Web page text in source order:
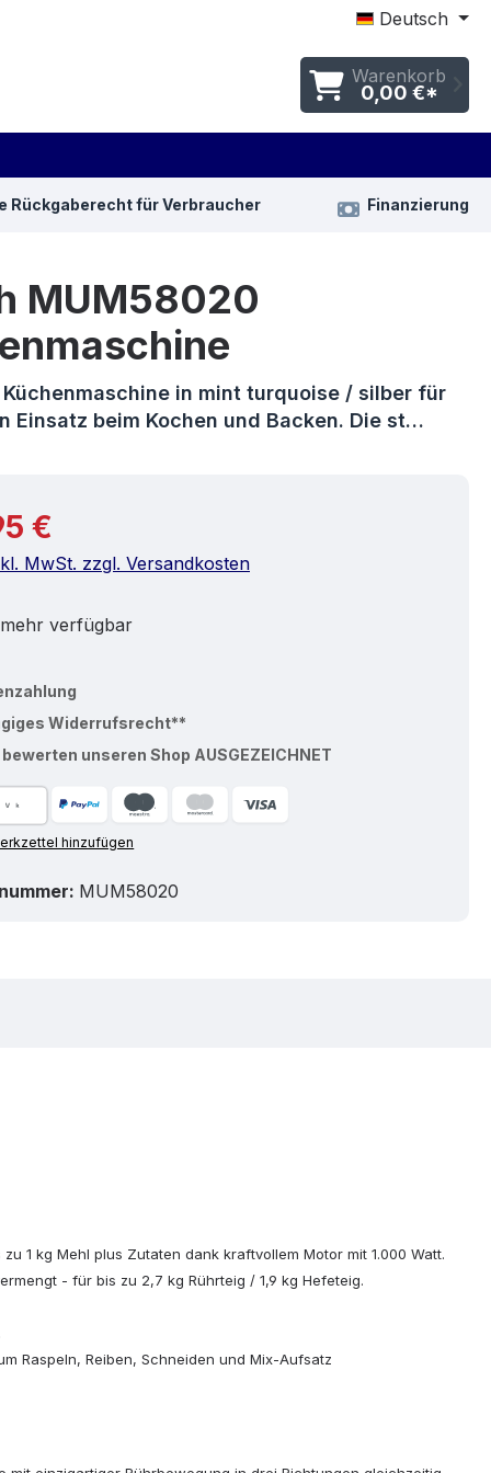
Deutsch
Warenkorb
0,00 €*
Rückgaberecht für Verbraucher Finanzierung
MUM58020
in mint turquoise / silber für
Einsatz beim Kochen und Backen. Die st…
Preis:
€
MwSt. zzgl. Versandkosten
verfügbar
Widerrufsrecht**
bewerten unseren Shop AUSGEZEICHNET
hinzufügen
MUM58020
1 kg Mehl plus Zutaten dank kraftvollem Motor mit 1.000 Watt.
- für bis zu 2,7 kg Rührteig / 1,9 kg Hefeteig.
Raspeln, Reiben, Schneiden und Mix-Aufsatz